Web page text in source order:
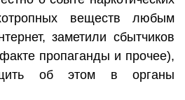
веществ любым
заметили сбытчиков
пропаганды и прочее),
об этом в органы